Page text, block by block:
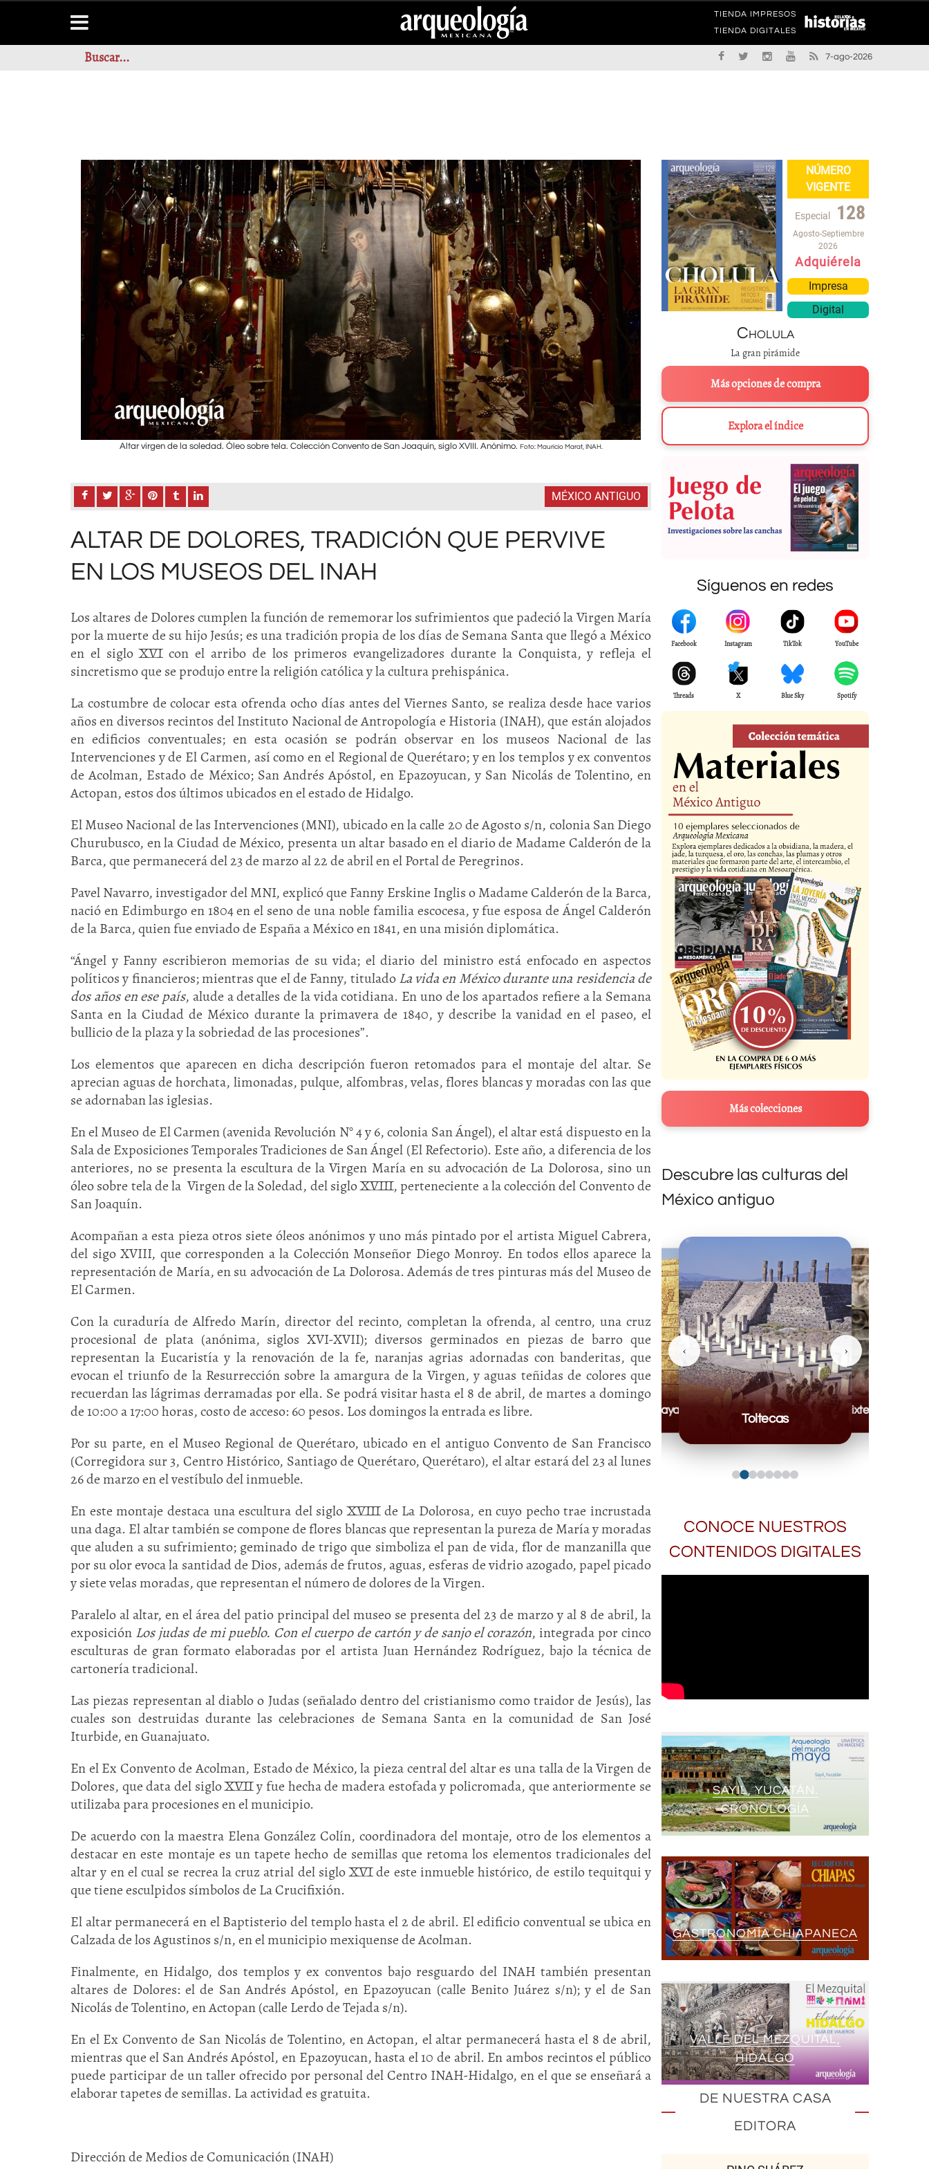
TIENDA IMPRESOS
TIENDA DIGITALES
7-ago-2026
Altar virgen de la soledad. Óleo sobre tela. Colección Convento de San Joaquín, siglo XVIII. Anónimo. Foto: Mauricio Marat, INAH. Altar virgen de la soledad. Óleo sobre tela. Colección
MÉXICO ANTIGUO
ALTAR DE DOLORES, TRADICIÓN QUE PERVIVE
EN LOS MUSEOS DEL INAH
Los altares de Dolores cumplen la función de rememorar los sufrimientos que padeció la Virgen María
por la muerte de su hijo Jesús; es una tradición propia de los días de Semana Santa que llegó a México
en el siglo XVI con el arribo de los primeros evangelizadores durante la Conquista, y refleja el
sincretismo que se produjo entre la religión católica y la cultura prehispánica.
La costumbre de colocar esta ofrenda ocho días antes del Viernes Santo, se realiza desde hace varios
años en diversos recintos del Instituto Nacional de Antropología e Historia (INAH), que están alojados
en edificios conventuales; en esta ocasión se podrán observar en los museos Nacional de las
Intervenciones y de El Carmen, así como en el Regional de Querétaro; y en los templos y ex conventos
de Acolman, Estado de México; San Andrés Apóstol, en Epazoyucan, y San Nicolás de Tolentino, en
Actopan, estos dos últimos ubicados en el estado de Hidalgo.
El Museo Nacional de las Intervenciones (MNI), ubicado en la calle 20 de Agosto s/n, colonia San Diego
Churubusco, en la Ciudad de México, presenta un altar basado en el diario de Madame Calderón de la
Barca, que permanecerá del 23 de marzo al 22 de abril en el Portal de Peregrinos.
Pavel Navarro, investigador del MNI, explicó que Fanny Erskine Inglis o Madame Calderón de la Barca,
nació en Edimburgo en 1804 en el seno de una noble familia escocesa, y fue esposa de Ángel Calderón
de la Barca, quien fue enviado de España a México en 1841, en una misión diplomática.
“Ángel y Fanny escribieron memorias de su vida; el diario del ministro está enfocado en aspectos
políticos y financieros; mientras que el de Fanny, tituladoLa vida en México durante una residencia de
dos años en ese país, alude a detalles de la vida cotidiana. En uno de los apartados refiere a la Semana
Santa en la Ciudad de México durante la primavera de 1840, y describe la vanidad en el paseo, el
bullicio de la plaza y la sobriedad de las procesiones”.
Los elementos que aparecen en dicha descripción fueron retomados para el montaje del altar. Se
aprecian aguas de horchata, limonadas, pulque, alfombras, velas, flores blancas y moradas con las que
se adornaban las iglesias.
En el Museo de El Carmen (avenida Revolución N° 4 y 6, colonia San Ángel), el altar está dispuesto en la
Sala de Exposiciones Temporales Tradiciones de San Ángel (El Refectorio). Este año, a diferencia de los
anteriores, no se presenta la escultura de la Virgen María en su advocación de La Dolorosa, sino un
óleo sobre tela de la Virgen de la Soledad, del siglo XVIII, perteneciente a la colección del Convento de
San Joaquín.
Acompañan a esta pieza otros siete óleos anónimos y uno más pintado por el artista Miguel Cabrera,
del sigo XVIII, que corresponden a la Colección Monseñor Diego Monroy. En todos ellos aparece la
representación de María, en su advocación de La Dolorosa. Además de tres pinturas más del Museo de
El Carmen.
Con la curaduría de Alfredo Marín, director del recinto, completan la ofrenda, al centro, una cruz
procesional de plata (anónima, siglos XVI-XVII); diversos germinados en piezas de barro que
representan la Eucaristía y la renovación de la fe, naranjas agrias adornadas con banderitas, que
evocan el triunfo de la Resurrección sobre la amargura de la Virgen, y aguas teñidas de colores que
recuerdan las lágrimas derramadas por ella. Se podrá visitar hasta el 8 de abril, de martes a domingo
de 10:00 a 17:00 horas, costo de acceso: 60 pesos. Los domingos la entrada es libre.
Por su parte, en el Museo Regional de Querétaro, ubicado en el antiguo Convento de San Francisco
(Corregidora sur 3, Centro Histórico, Santiago de Querétaro, Querétaro), el altar estará del 23 al lunes
26 de marzo en el vestíbulo del inmueble.
En este montaje destaca una escultura del siglo XVIII de La Dolorosa, en cuyo pecho trae incrustada
una daga. El altar también se compone de flores blancas que representan la pureza de María y moradas
que aluden a su sufrimiento; geminado de trigo que simboliza el pan de vida, flor de manzanilla que
por su olor evoca la santidad de Dios, además de frutos, aguas, esferas de vidrio azogado, papel picado
y siete velas moradas, que representan el número de dolores de la Virgen.
Paralelo al altar, en el área del patio principal del museo se presenta del 23 de marzo y al 8 de abril, la
exposición Los judas de mi pueblo. Con el cuerpo de cartón y de sanjo el corazón, integrada por cinco
esculturas de gran formato elaboradas por el artista Juan Hernández Rodríguez, bajo la técnica de
cartonería tradicional.
Las piezas representan al diablo o Judas (señalado dentro del cristianismo como traidor de Jesús), las
cuales son destruidas durante las celebraciones de Semana Santa en la comunidad de San José
Iturbide, en Guanajuato.
En el Ex Convento de Acolman, Estado de México, la pieza central del altar es una talla de la Virgen de
Dolores, que data del siglo XVII y fue hecha de madera estofada y policromada, que anteriormente se
utilizaba para procesiones en el municipio.
De acuerdo con la maestra Elena González Colín, coordinadora del montaje, otro de los elementos a
destacar en este montaje es un tapete hecho de semillas que retoma los elementos tradicionales del
altar y en el cual se recrea la cruz atrial del siglo XVI de este inmueble histórico, de estilo tequitqui y
que tiene esculpidos símbolos de La Crucifixión.
El altar permanecerá en el Baptisterio del templo hasta el 2 de abril. El edificio conventual se ubica en
Calzada de los Agustinos s/n, en el municipio mexiquense de Acolman.
Finalmente, en Hidalgo, dos templos y ex conventos bajo resguardo del INAH también presentan
altares de Dolores: el de San Andrés Apóstol, en Epazoyucan (calle Benito Juárez s/n); y el de San
Nicolás de Tolentino, en Actopan (calle Lerdo de Tejada s/n).
En el Ex Convento de San Nicolás de Tolentino, en Actopan, el altar permanecerá hasta el 8 de abril,
mientras que el San Andrés Apóstol, en Epazoyucan, hasta el 10 de abril. En ambos recintos el público
puede participar de un taller ofrecido por personal del Centro INAH-Hidalgo, en el que se enseñará a
elaborar tapetes de semillas. La actividad es gratuita.
Dirección de Medios de Comunicación (INAH)
NÚMERO
VIGENTE
Especial 128
Agosto-Septiembre
2026
Adquiérela
Impresa
Digital
Cholula
La gran pirámide
Más opciones de compra
Explora el índice
Síguenos en redes
Facebook Instagram TikTok YouTube
Threads X Blue Sky Spotify
Más colecciones
Descubre las culturas del
México antiguo
Mayas
Toltecas
Mixteca
Huasteca
‹ ›
CONOCE NUESTROS
CONTENIDOS DIGITALES
SAYIL, YUCATÁN.
CRONOLOGÍA
GASTRONOMÍA CHIAPANECA
VALLE DEL MEZQUITAL,
HIDALGO
DE NUESTRA CASA
EDITORA